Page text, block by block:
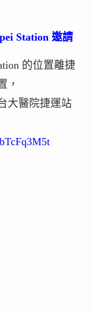
Station 邀請
的位置離捷
，
大醫院捷運站